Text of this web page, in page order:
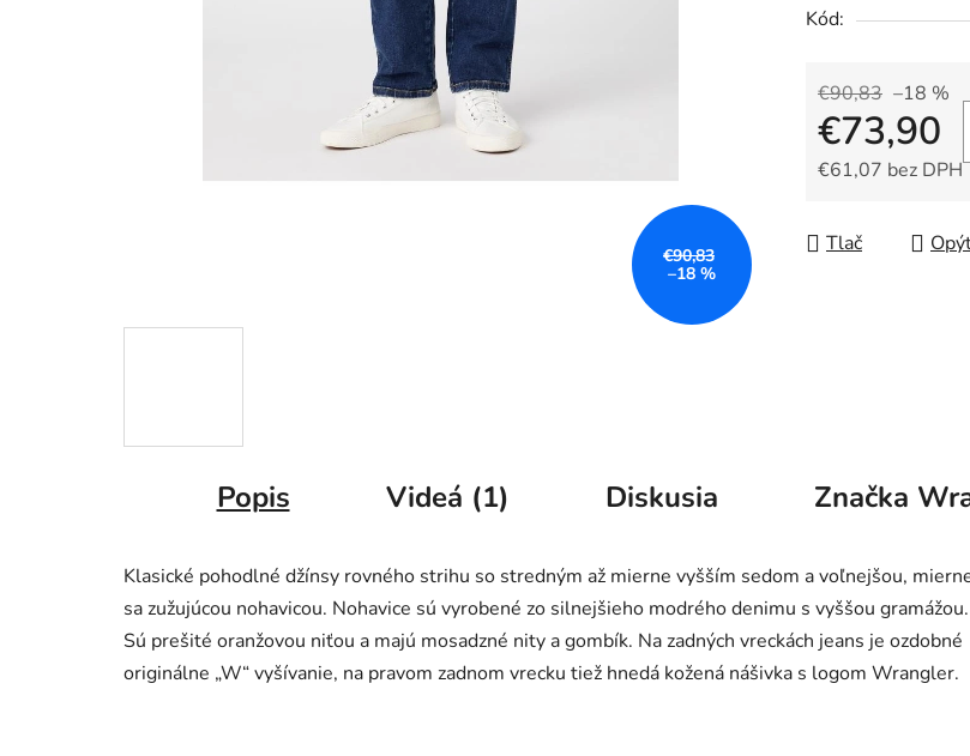
Kód:
€90,83 –18 %
€73,90
€61,07 bez DPH
Tlač
€90,83
–18 %
Popis Videá (1) Diskusia Značka
Klasické pohodlné džínsy rovného strihu so stredným až mierne vyšším sedom a voľnejšou,
sa zužujúcou nohavicou. Nohavice sú vyrobené zo silnejšieho modrého denimu s vyššou gramážou.
Sú prešité oranžovou niťou a majú mosadzné nity a gombík. Na zadných vreckách jeans je ozdobné
originálne „W“ vyšívanie, na pravom zadnom vrecku tiež hnedá kožená nášivka s logom Wrangler.